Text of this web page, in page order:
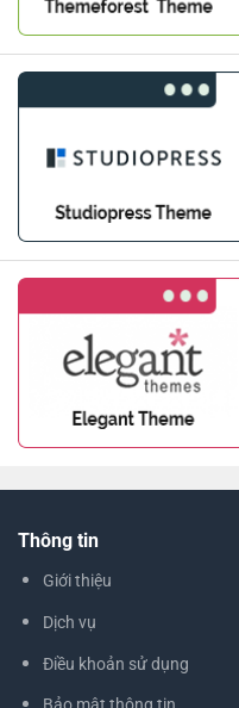
Thông tin
Giới thiệu
Dịch vụ
Điều khoản sử dụng